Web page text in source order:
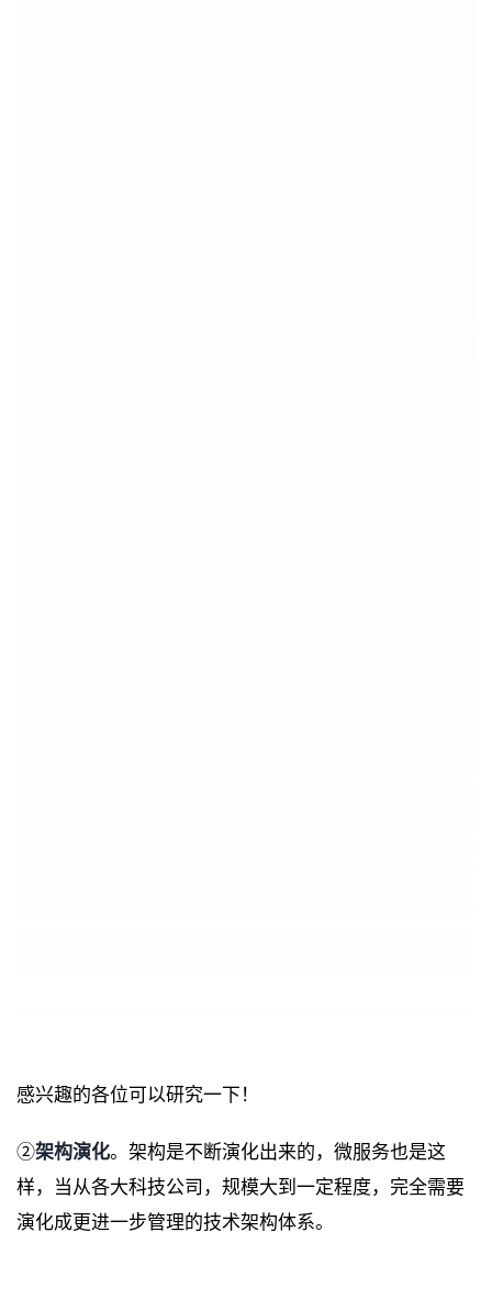
感兴趣的各位可以研究一下！
②架构演化。架构是不断演化出来的，微服务也是这
样，当从各大科技公司，规模大到一定程度，完全需要
演化成更进一步管理的技术架构体系。